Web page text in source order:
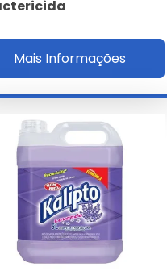
impacto ambiental.
de Clientes
Bactericidas
Positivas
a eficácia e o custo-
pontos positivos.
Negativo
mencionam odores
Mais Informações